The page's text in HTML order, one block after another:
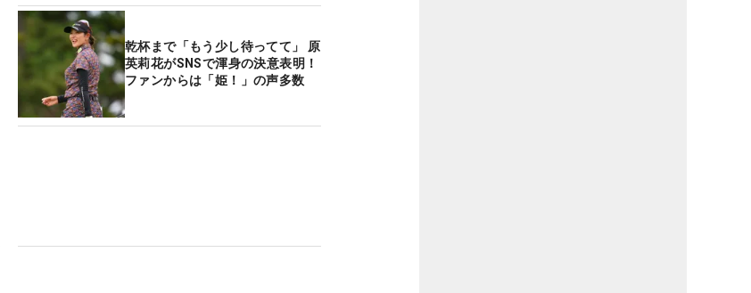
乾杯まで「もう少し待ってて」 原
英莉花がSNSで渾身の決意表明！
ファンからは「姫！」の声多数